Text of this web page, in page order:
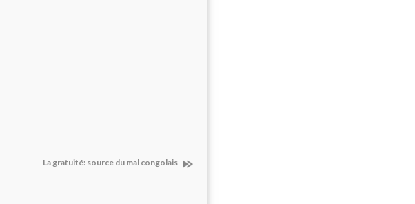
La gratuité: source du mal congolais